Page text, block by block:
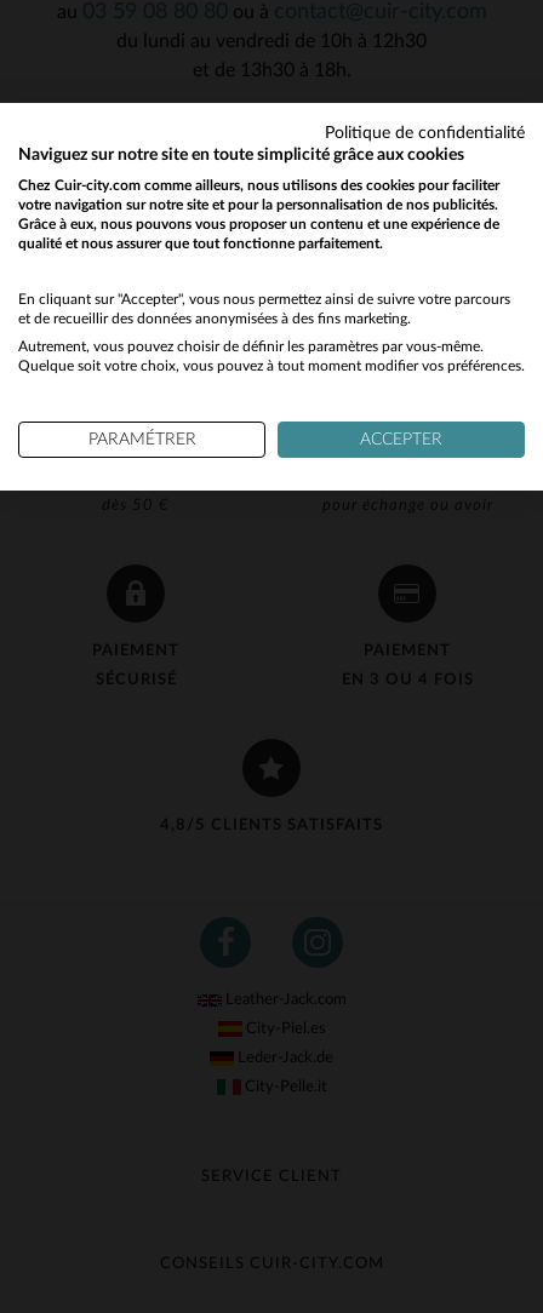
dès 50 €
pour échange ou avoir
PAIEMENT
SÉCURISÉ
PAIEMENT
EN 3 OU 4 FOIS
4,8/5 CLIENTS SATISFAITS
au
ou à
du lundi au vendredi de 10h à 12h30
et de 13h30 à 18h.
Leather-Jack.com
City-Piel.es
Leder-Jack.de
City-Pelle.it
SERVICE CLIENT
Échange & Remboursement
CONSEILS CUIR-CITY.COM
Would you like to be redirected to our English site?
No
Yes
Politique de confidentialité
Naviguez sur notre site en toute simplicité grâce aux cookies
Chez Cuir-city.com comme ailleurs, nous utilisons des cookies pour faciliter
votre navigation sur notre site et pour la personnalisation de nos publicités.
Grâce à eux, nous pouvons vous proposer un contenu et une expérience de
qualité et nous assurer que tout fonctionne parfaitement.
En cliquant sur "Accepter", vous nous permettez ainsi de suivre votre parcours
et de recueillir des données anonymisées à des fins marketing.
Autrement, vous pouvez choisir de définir les paramètres par vous-même.
Quelque soit votre choix, vous pouvez à tout moment modifier vos préférences.
PARAMÉTRER ACCEPTER